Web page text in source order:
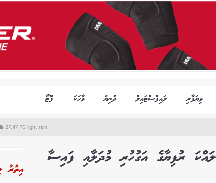
ވިޔަފާރި ލައިފްސްޓައިލް ދުނިޔެ ވާހަކަ ފޮޓޯ
27.47 °C light rain
ވައްކަމާއި ފޭރުން: މިދިޔަ ހަފްތާތެރޭ 5.5 ލައްކަ ރުފިޔާގެ އަގުހުރި މުދަލާއި ފައިސާ
އިތުރު